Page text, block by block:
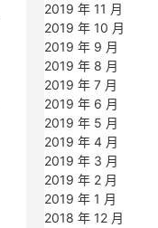
2019 年 11 月
2019 年 10 月
2019 年 9 月
2019 年 8 月
2019 年 7 月
2019 年 6 月
2019 年 5 月
2019 年 4 月
2019 年 3 月
2019 年 2 月
2019 年 1 月
2018 年 12 月